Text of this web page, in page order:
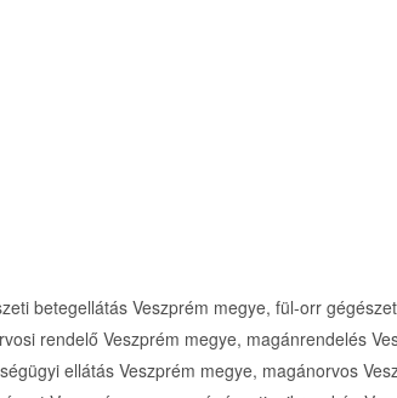
betegellátás Veszprém megye, fül-orr
rendelő Veszprém megye, magánrendelés
ellátás Veszprém megye, magánorvos